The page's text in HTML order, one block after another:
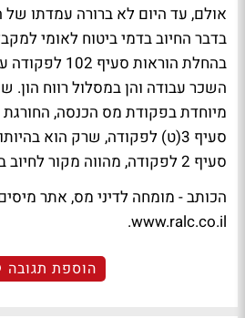
אולם, עד היום לא ברורה עמדתו של
בדבר החיוב בדמי ביטוח לאומי
בהחלת הוראות
השכר עבודה והן במסלול רווח הון.
מיוחדת בפקודת מס הכנסה,
סעיף 3(ט) לפקודה, שרק הוא
סעיף 2 לפקודה, מהווה מקור לחיוב בביטוח לאומי.
הכותב - מומחה לדיני מס, אתר
www.ralc.co.il.
הוספת תגובה